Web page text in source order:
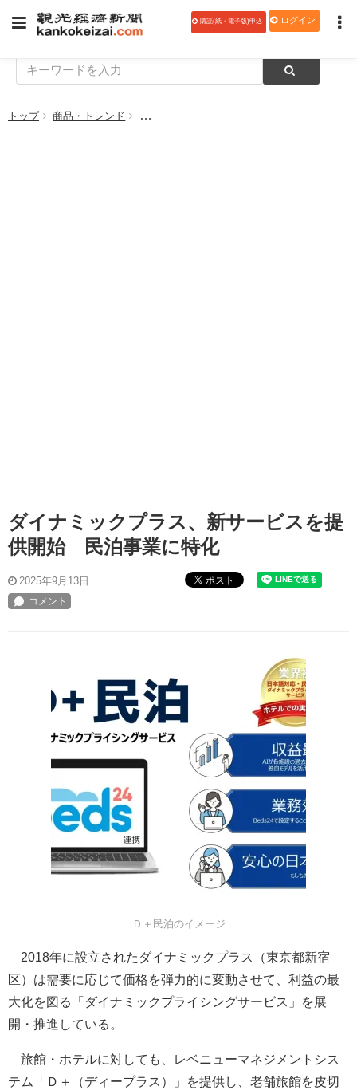
購読(紙・電子版)申込 ログイン
トップ 商品・トレンド ダイナミックプラス、新サービスを提供開始
ダイナミックプラス、新サービスを提
供開始 民泊事業に特化
2025年9月13日 ポスト
Ｄ＋民泊のイメージ
2018年に設立されたダイナミックプラス（東京都新宿
区）は需要に応じて価格を弾力的に変動させて、利益の最
大化を図る「ダイナミックプライシングサービス」を展
開・推進している。
旅館・ホテルに対しても、レベニューマネジメントシス
テム「Ｄ＋（ディープラス）」を提供し、老舗旅館を皮切